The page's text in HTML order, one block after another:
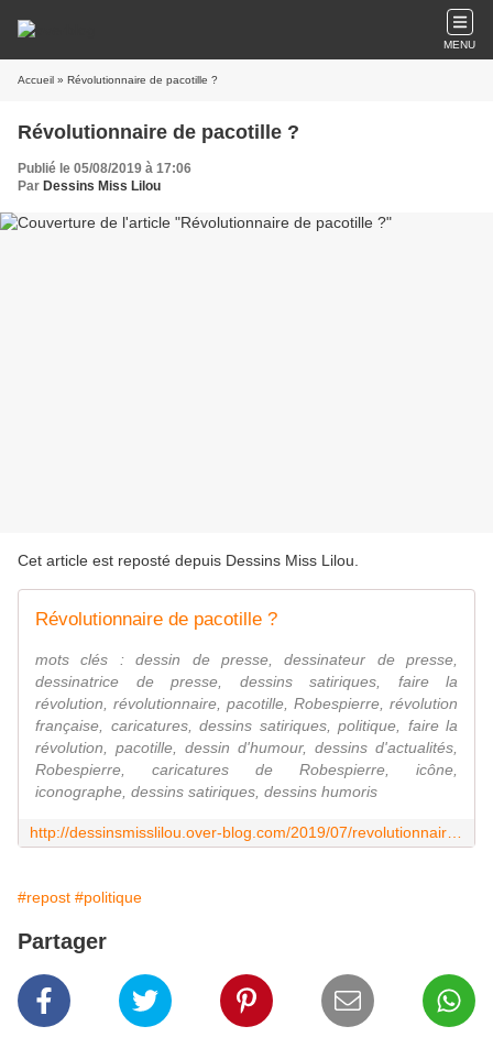
MENU
Accueil » Révolutionnaire de pacotille ?
Révolutionnaire de pacotille ?
Publié le 05/08/2019 à 17:06
Par Dessins Miss Lilou
Cet article est reposté depuis Dessins Miss Lilou
Révolutionnaire de pacotille ?
mots clés : dessin de presse, dessinateur de presse,
dessinatrice de presse, dessins satiriques, faire la
révolution, révolutionnaire, pacotille, Robespierre, révolution
française, caricatures, dessins satiriques, politique, faire la
révolution, pacotille, dessin d'humour, dessins d'actualités,
Robespierre, caricatures de Robespierre, icône,
iconographe, dessins satiriques, dessins humoris
#repost #politique
Partager